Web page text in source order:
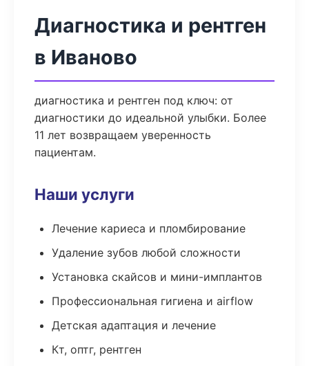
Диагностика и рентген
в Иваново
диагностика и рентген под ключ: от
диагностики до идеальной улыбки. Более
11 лет возвращаем уверенность
пациентам.
Наши услуги
Лечение кариеса и пломбирование
Удаление зубов любой сложности
Установка скайсов и мини-имплантов
Профессиональная гигиена и airflow
Детская адаптация и лечение
Кт, оптг, рентген